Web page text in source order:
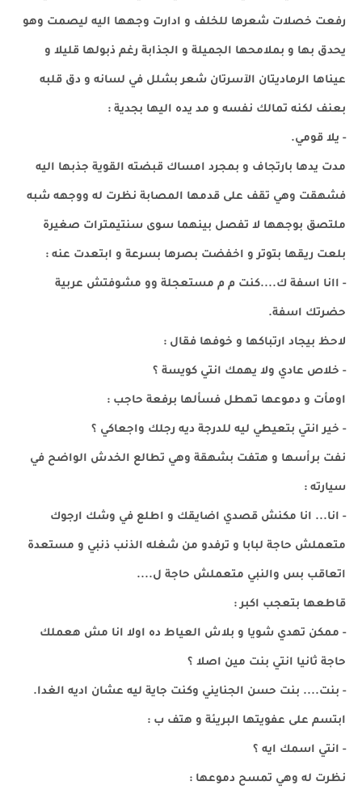
رفعت خصلات شعرها للخلف و ادارت وجهها اليه ليصمت وهو
يحدق بها و بملامحها الجميلة و الجذابة رغم ذبولها قليلا و
عيناها الرماديتان الآسرتان شعر بشلل في لسانه و دق قلبه
بعنف لكنه تمالك نفسه و مد يده اليها بجدية :
- يلا قومي.
مدت يدها بارتجاف و بمجرد امساك قبضته القوية جذبها اليه
فشهقت وهي تقف على قدمها المصابة نظرت له ووجهه شبه
ملتصق بوجهها لا تفصل بينهما سوى سنتيمترات صغيرة
بلعت ريقها بتوتر و اخفضت بصرها بسرعة و ابتعدت عنه :
- اانا اسفة ك....كنت م م مستعجلة وو مشوفتش عربية
حضرتك اسفة.
لاحظ بيجاد ارتباكها و خوفها فقال :
- خلاص عادي ولا يهمك انتي كويسة ؟
اومأت و دموعها تهطل فسألها برفعة حاجب :
- خير انتي بتعيطي ليه للدرجة ديه رجلك واجعاكي ؟
نفت برأسها و هتفت بشهقة وهي تطالع الخدش الواضح في
سيارته :
- انا... انا مكنش قصدي اضايقك و اطلع في وشك ارجوك
متعملش حاجة لبابا و ترفدو من شغله الذنب ذنبي و مستعدة
اتعاقب بس والنبي متعملش حاجة ل....
قاطعها بتعجب اكبر :
- ممكن تهدي شويا و بلاش العياط ده اولا انا مش هعملك
حاجة ثانيا انتي بنت مين اصلا ؟
- بنت.... بنت حسن الجنايني وكنت جاية ليه عشان اديه الغدا.
ابتسم على عفويتها البريئة و هتف ب :
- انتي اسمك ايه ؟
نظرت له وهي تمسح دموعها :